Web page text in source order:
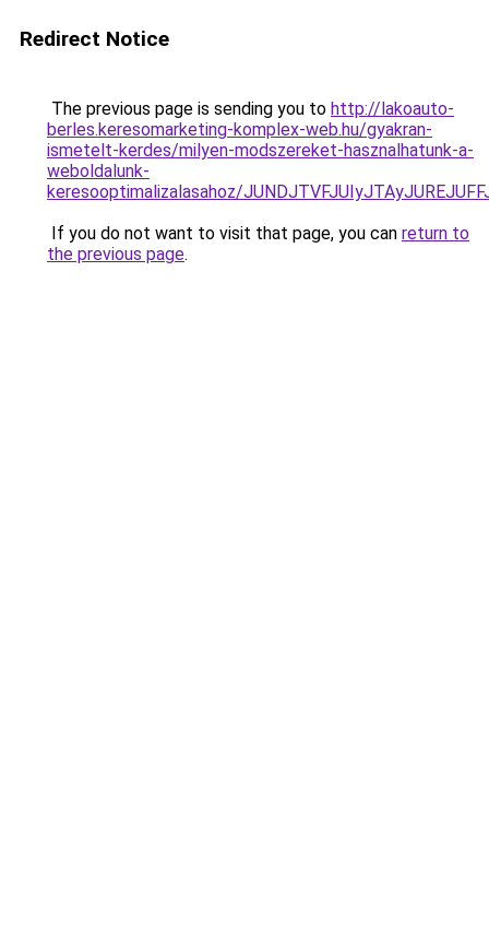
Redirect Notice
The previous page is sending you to http://lakoauto-
berles.keresomarketing-komplex-web.hu/gyakran-
ismetelt-kerdes/milyen-modszereket-hasznalhatunk-a-
weboldalunk-
keresooptimalizalasahoz/
If you do not want to visit that page, you can return to
the previous page.